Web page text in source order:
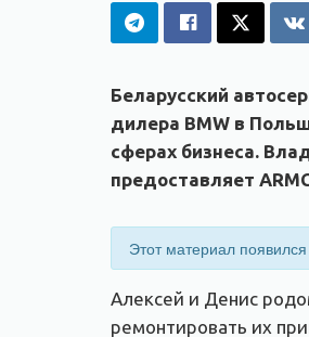
Беларусский
дилера BMW в
сферах бизнеса.
предоставляет
Этот материал
Алексей и Денис
ремонтировать их